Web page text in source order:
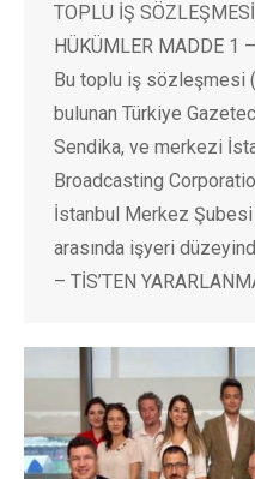
TOPLU İŞ
HÜKÜMLER MADDE 1
Bu toplu iş sözleşmesi
bulunan Türkiye
Sendika, ve merkezi
Broadcasting
İstanbul Merkez Şubesi
arasında işyeri
– TİS’TEN